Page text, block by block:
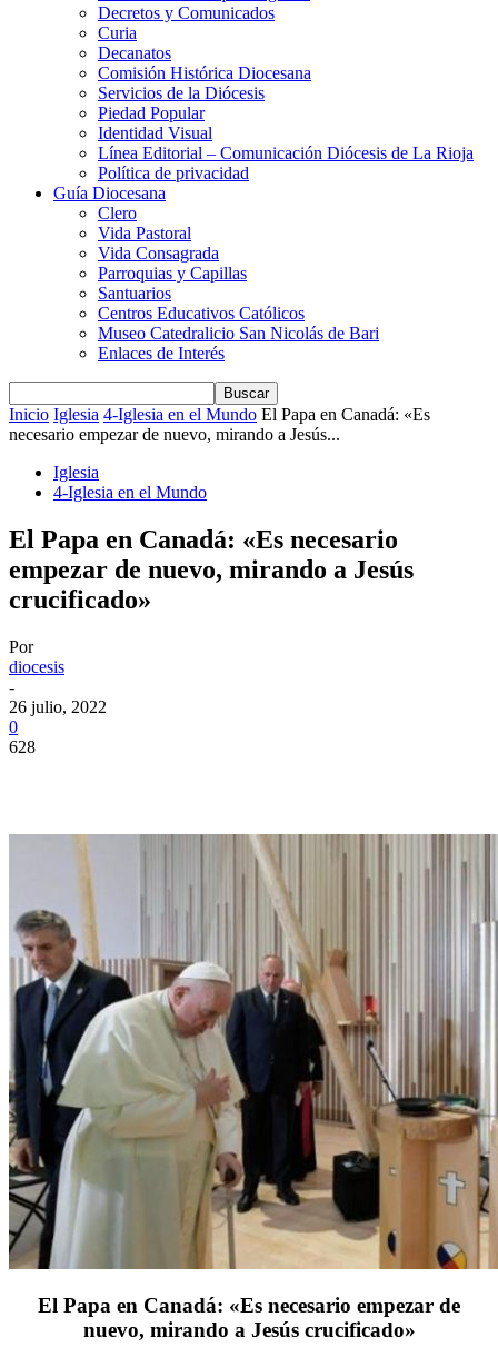
Decretos y Comunicados
Curia
Decanatos
Comisión Histórica Diocesana
Servicios de la Diócesis
Piedad Popular
Identidad Visual
Línea Editorial – Comunicación Diócesis de La Rioja
Política de privacidad
Guía Diocesana
Clero
Vida Pastoral
Vida Consagrada
Parroquias y Capillas
Santuarios
Centros Educativos Católicos
Museo Catedralicio San Nicolás de Bari
Enlaces de Interés
Inicio Iglesia 4-Iglesia en el Mundo El Papa en Canadá: «Es
necesario empezar de nuevo, mirando a Jesús...
Iglesia
4-Iglesia en el Mundo
El Papa en Canadá: «Es necesario
empezar de nuevo, mirando a Jesús
crucificado»
Por
diocesis
-
26 julio, 2022
0
628
El Papa en Canadá: «Es necesario empezar de
nuevo, mirando a Jesús crucificado»